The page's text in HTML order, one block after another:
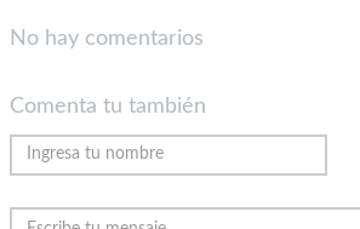
No hay comentarios
Comenta tu también